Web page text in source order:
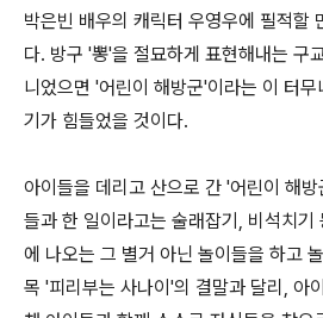
박은빈 배우의 캐릭터 우영우에 필적할
다. 방구 '뽕'을 절묘하게 표현해내는 구
니었으면 '어린이 해방군'이라는 이 터
기가 힘들었을 것이다.
아이들을 데리고 산으로 간 '어린이 해방
들과 한 일이라고는 술래잡기, 비석치기
에 나오는 그 별거 아닌 놀이들을 하고
목 '피리부는 사나이'의 결말과 달리, 아